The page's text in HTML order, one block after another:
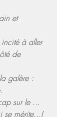
et
incité à aller
de
galère :
sur le ...
se mérite...(